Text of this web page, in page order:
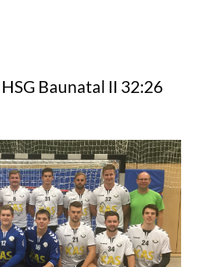
Baunatal II 32:26